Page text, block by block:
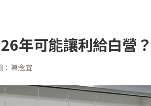
年可能讓利給白營？
：陳念宜